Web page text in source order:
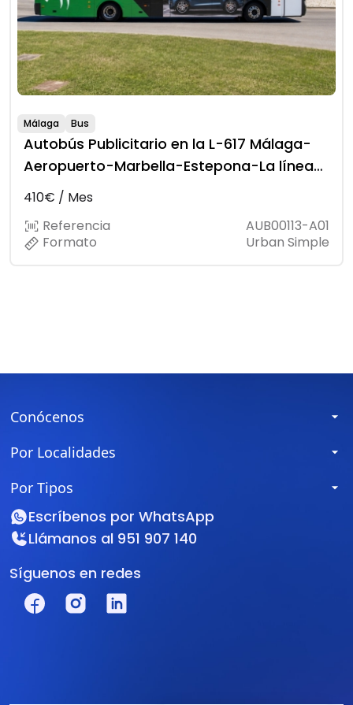
Málaga Bus
Autobús Publicitario en la L-617 Málaga-
Aeropuerto-Marbella-Estepona-La línea-
Algeciras (PLUS)
410€ / Mes
Referencia
AUB00113-A01
Formato
Urban Simple
Conócenos
Por Localidades
Por Tipos
Escríbenos por WhatsApp
Llámanos al 951 907 140
Síguenos en redes